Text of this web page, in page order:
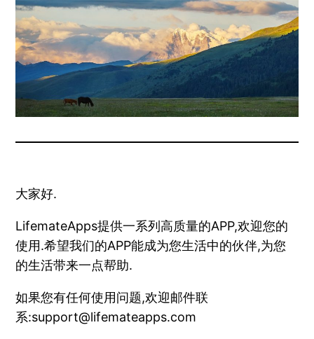
大家好.
LifemateApps提供一系列高质量的APP,欢迎您的
使用.希望我们的APP能成为您生活中的伙伴,为您
的生活带来一点帮助.
如果您有任何使用问题,欢迎邮件联
系:support@lifemateapps.com